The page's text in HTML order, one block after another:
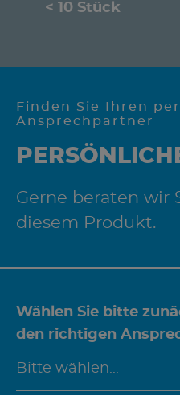
< 10 Stück
Finden Sie Ihren
Ansprechpartner
Gerne beraten wir
diesem Produkt.
Wählen Sie bitte
den richtigen